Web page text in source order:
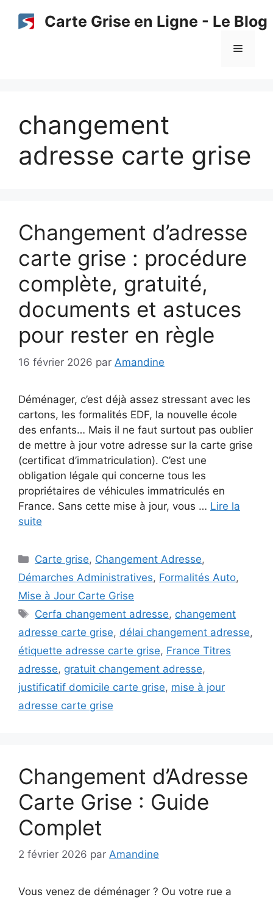
Carte Grise en Ligne - Le Blog
Menu
changement
adresse carte grise
Changement d’adresse
carte grise : procédure
complète, gratuité,
documents et astuces
pour rester en règle
16 février 2026 par Amandine
Déménager, c’est déjà assez stressant avec les
cartons, les formalités EDF, la nouvelle école
des enfants… Mais il ne faut surtout pas oublier
de mettre à jour votre adresse sur la carte grise
(certificat d’immatriculation). C’est une
obligation légale qui concerne tous les
propriétaires de véhicules immatriculés en
France. Sans cette mise à jour, vous … Lire la
suite
Catégories
Carte grise, Changement Adresse,
Démarches Administratives, Formalités Auto,
Mise à Jour Carte Grise
Étiquettes
Cerfa changement adresse, changement
adresse carte grise, délai changement adresse,
étiquette adresse carte grise, France Titres
adresse, gratuit changement adresse,
justificatif domicile carte grise, mise à jour
adresse carte grise
Changement d’Adresse
Carte Grise : Guide
Complet
2 février 2026 par Amandine
Vous venez de déménager ? Ou votre rue a